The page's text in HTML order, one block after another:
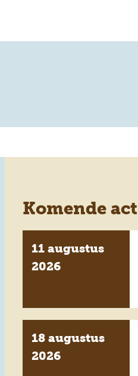
Komende
11 augustus
2026
18 augustus
2026